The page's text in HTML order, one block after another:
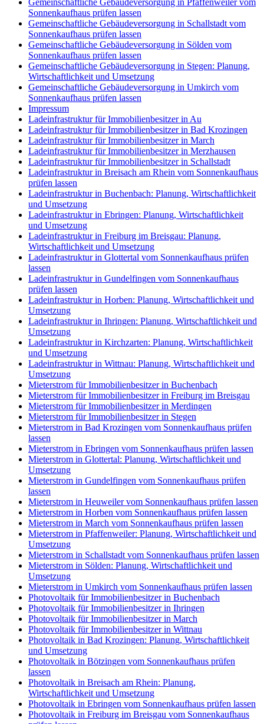
Gemeinschaftliche Gebäudeversorgung in Pfaffenweiler vom
Sonnenkaufhaus prüfen lassen
Gemeinschaftliche Gebäudeversorgung in Schallstadt vom
Sonnenkaufhaus prüfen lassen
Gemeinschaftliche Gebäudeversorgung in Sölden vom
Sonnenkaufhaus prüfen lassen
Gemeinschaftliche Gebäudeversorgung in Stegen: Planung,
Wirtschaftlichkeit und Umsetzung
Gemeinschaftliche Gebäudeversorgung in Umkirch vom
Sonnenkaufhaus prüfen lassen
Impressum
Ladeinfrastruktur für Immobilienbesitzer in Au
Ladeinfrastruktur für Immobilienbesitzer in Bad Krozingen
Ladeinfrastruktur für Immobilienbesitzer in March
Ladeinfrastruktur für Immobilienbesitzer in Merzhausen
Ladeinfrastruktur für Immobilienbesitzer in Schallstadt
Ladeinfrastruktur in Breisach am Rhein vom Sonnenkaufhaus
prüfen lassen
Ladeinfrastruktur in Buchenbach: Planung, Wirtschaftlichkeit
und Umsetzung
Ladeinfrastruktur in Ebringen: Planung, Wirtschaftlichkeit
und Umsetzung
Ladeinfrastruktur in Freiburg im Breisgau: Planung,
Wirtschaftlichkeit und Umsetzung
Ladeinfrastruktur in Glottertal vom Sonnenkaufhaus prüfen
lassen
Ladeinfrastruktur in Gundelfingen vom Sonnenkaufhaus
prüfen lassen
Ladeinfrastruktur in Horben: Planung, Wirtschaftlichkeit und
Umsetzung
Ladeinfrastruktur in Ihringen: Planung, Wirtschaftlichkeit und
Umsetzung
Ladeinfrastruktur in Kirchzarten: Planung, Wirtschaftlichkeit
und Umsetzung
Ladeinfrastruktur in Wittnau: Planung, Wirtschaftlichkeit und
Umsetzung
Mieterstrom für Immobilienbesitzer in Buchenbach
Mieterstrom für Immobilienbesitzer in Freiburg im Breisgau
Mieterstrom für Immobilienbesitzer in Merdingen
Mieterstrom für Immobilienbesitzer in Stegen
Mieterstrom in Bad Krozingen vom Sonnenkaufhaus prüfen
lassen
Mieterstrom in Ebringen vom Sonnenkaufhaus prüfen lassen
Mieterstrom in Glottertal: Planung, Wirtschaftlichkeit und
Umsetzung
Mieterstrom in Gundelfingen vom Sonnenkaufhaus prüfen
lassen
Mieterstrom in Heuweiler vom Sonnenkaufhaus prüfen lassen
Mieterstrom in Horben vom Sonnenkaufhaus prüfen lassen
Mieterstrom in March vom Sonnenkaufhaus prüfen lassen
Mieterstrom in Pfaffenweiler: Planung, Wirtschaftlichkeit und
Umsetzung
Mieterstrom in Schallstadt vom Sonnenkaufhaus prüfen lassen
Mieterstrom in Sölden: Planung, Wirtschaftlichkeit und
Umsetzung
Mieterstrom in Umkirch vom Sonnenkaufhaus prüfen lassen
Photovoltaik für Immobilienbesitzer in Buchenbach
Photovoltaik für Immobilienbesitzer in Ihringen
Photovoltaik für Immobilienbesitzer in March
Photovoltaik für Immobilienbesitzer in Wittnau
Photovoltaik in Bad Krozingen: Planung, Wirtschaftlichkeit
und Umsetzung
Photovoltaik in Bötzingen vom Sonnenkaufhaus prüfen
lassen
Photovoltaik in Breisach am Rhein: Planung,
Wirtschaftlichkeit und Umsetzung
Photovoltaik in Ebringen vom Sonnenkaufhaus prüfen lassen
Photovoltaik in Freiburg im Breisgau vom Sonnenkaufhaus